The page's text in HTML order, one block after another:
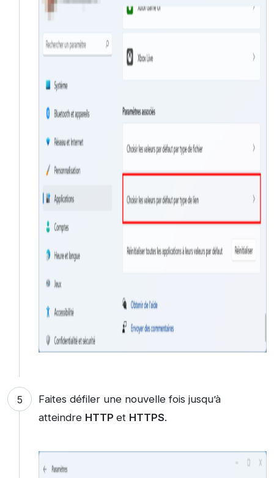
Faites défiler une nouvelle fois jusqu’à
atteindre HTTP et HTTPS.